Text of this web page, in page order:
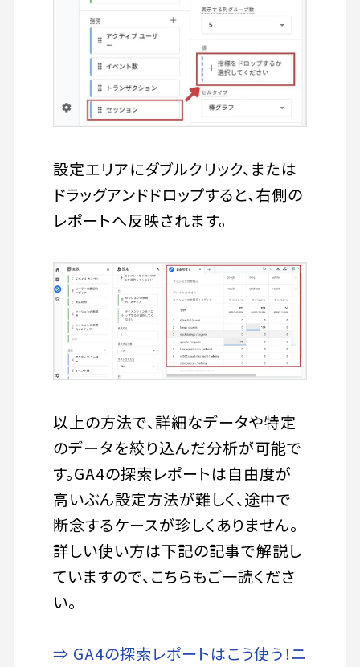
設定エリアにダブルクリック、または
ドラッグアンドドロップすると、右側の
レポートへ反映されます。
以上の方法で、詳細なデータや特定
のデータを絞り込んだ分析が可能で
す。GA4の探索レポートは自由度が
高いぶん設定方法が難しく、途中で
断念するケースが珍しくありません。
詳しい使い方は下記の記事で解説し
ていますので、こちらもご一読くださ
い。
⇒ GA4の探索レポートはこう使う！ニ